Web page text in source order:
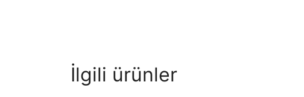
İlgili ürünler